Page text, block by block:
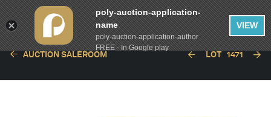
AUCTION SALEROOM LOT 1471
poly-auction-application-
name
poly-auction-application-author
FREE - In Google play
VIEW